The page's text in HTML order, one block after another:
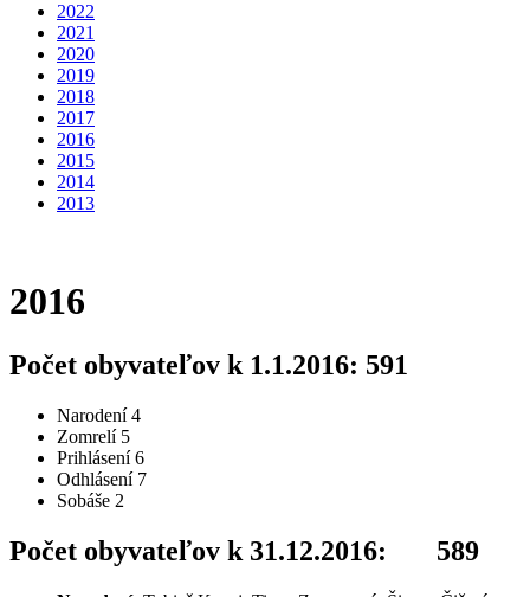
2022
2021
2020
2019
2018
2017
2016
2015
2014
2013
2016
Počet obyvateľov k 1.1.2016: 591
Narodení 4
Zomrelí 5
Prihlásení 6
Odhlásení 7
Sobáše 2
Počet obyvateľov k 31.12.2016: 589